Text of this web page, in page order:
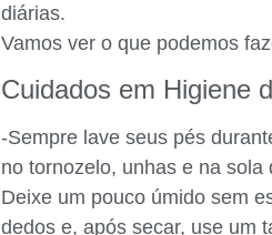
diárias.
Vamos ver o que podemos
Cuidados em Higiene
-Sempre lave seus pés
no tornozelo, unhas e na
Deixe um pouco úmido sem
dedos e, após secar, use um